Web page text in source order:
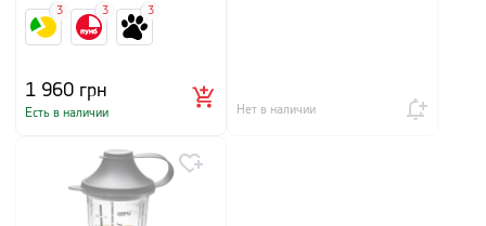
1 960 грн
Есть в наличии
3 3 3
Нет в наличии